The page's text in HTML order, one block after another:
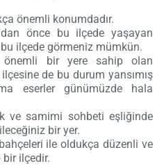
önemli konumdadır.
önce bu ilçede yaşayan
ilçede görmeniz mümkün.
önemli bir yere sahip olan
de bu durum yansımış
eserler günümüzde hala
ve samimi sohbeti eşliğinde
bir yer.
ile oldukça düzenli ve
ilçedir.